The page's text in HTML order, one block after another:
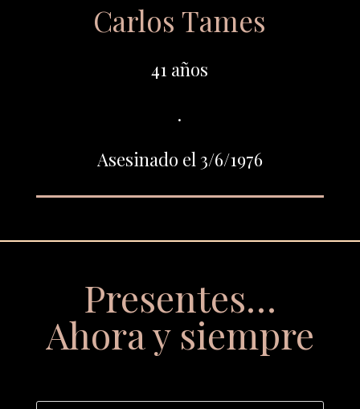
Carlos Tames
41 años
.
Asesinado el 3/6/1976
Presentes…
Ahora y siempre